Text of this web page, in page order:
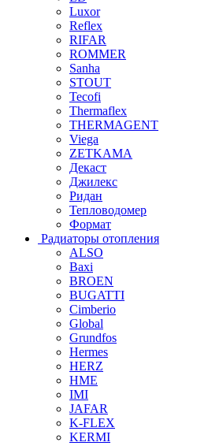
Luxor
Reflex
RIFAR
ROMMER
Sanha
STOUT
Tecofi
Thermaflex
THERMAGENT
Viega
ZETKAMA
Декаст
Джилекс
Ридан
Тепловодомер
Формат
Радиаторы отопления
ALSO
Baxi
BROEN
BUGATTI
Cimberio
Global
Grundfos
Hermes
HERZ
HME
IMI
JAFAR
K-FLEX
KERMI